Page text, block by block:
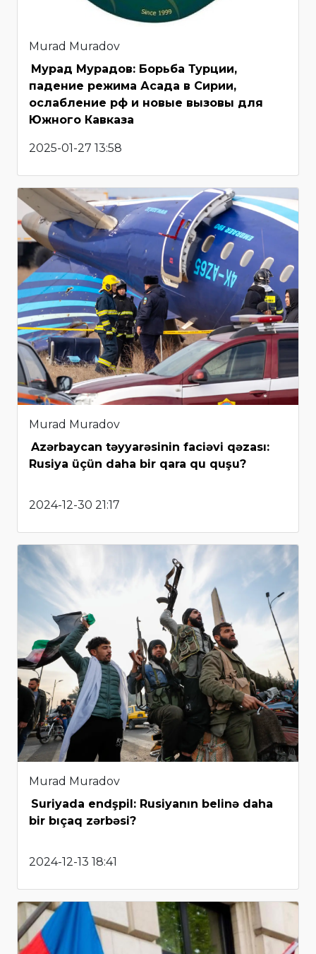
Murad Muradov
Мурад Мурадов: Борьба Турции,
падение режима Асада в Сирии,
ослабление рф и новые вызовы для
Южного Кавказа
2025-01-27 13:58
Murad Muradov
Azərbaycan təyyarəsinin faciəvi qəzası:
Rusiya üçün daha bir qara qu quşu?
2024-12-30 21:17
Murad Muradov
Suriyada endşpil: Rusiyanın belinə daha
bir bıçaq zərbəsi?
2024-12-13 18:41